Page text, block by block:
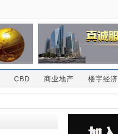
楼宇经济
商业地产
CBD